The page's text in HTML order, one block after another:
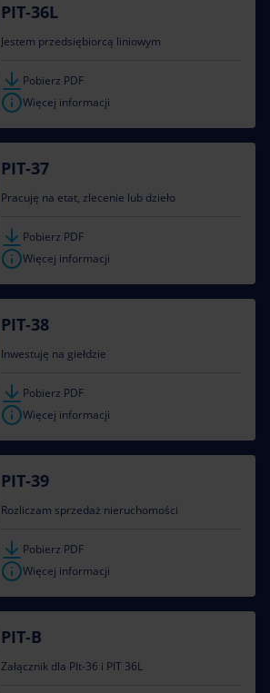
PIT-36L
Jestem przedsiębiorcą liniowym
Pobierz PDF
Więcej informacji
PIT-37
Pracuję na etat, zlecenie lub dzieło
Pobierz PDF
Więcej informacji
PIT-38
Inwestuję na giełdzie
Pobierz PDF
Więcej informacji
PIT-39
Rozliczam sprzedaż nieruchomości
Pobierz PDF
Więcej informacji
PIT-B
Załącznik dla PIt-36 i PIT 36L